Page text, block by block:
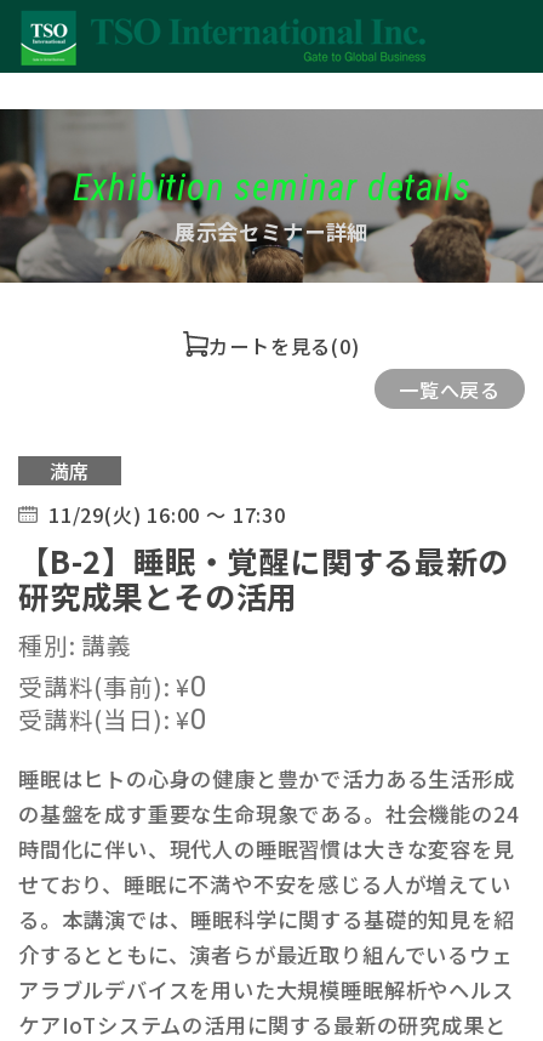
Exhibition seminar details
展示会セミナー詳細
カートを見る(0)
一覧へ戻る
満席
11/29(火) 16:00 ～ 17:30
【B-2】睡眠・覚醒に関する最新の
研究成果とその活用
種別: 講義
受講料(事前):¥0
受講料(当日):¥0
睡眠はヒトの心身の健康と豊かで活力ある生活形成
の基盤を成す重要な生命現象である。社会機能の24
時間化に伴い、現代人の睡眠習慣は大きな変容を見
せており、睡眠に不満や不安を感じる人が増えてい
る。本講演では、睡眠科学に関する基礎的知見を紹
介するとともに、演者らが最近取り組んでいるウェ
アラブルデバイスを用いた大規模睡眠解析やヘルス
ケアIoTシステムの活用に関する最新の研究成果と